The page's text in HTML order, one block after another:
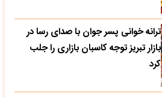
ترانه خوانی پسر جوان با صدای رسا در
بازار تبریز توجه کاسبان بازاری را جلب
کرد